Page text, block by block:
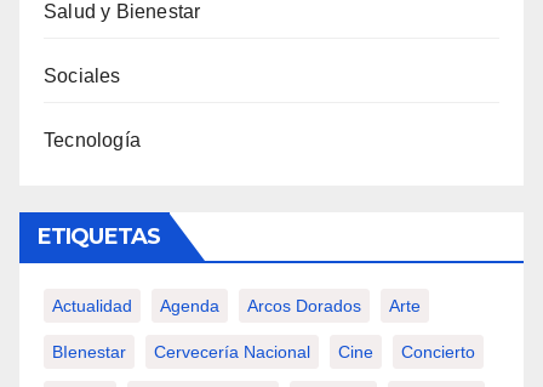
Salud y Bienestar
Sociales
Tecnología
ETIQUETAS
Actualidad Agenda Arcos Dorados Arte
BIenestar Cervecería Nacional Cine Concierto